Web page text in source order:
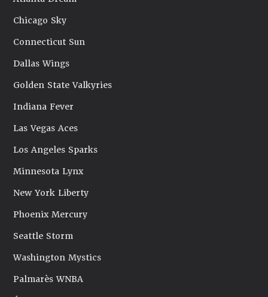
Chicago Sky
Connecticut Sun
Dallas Wings
Golden State Valkyries
Indiana Fever
Las Vegas Aces
Los Angeles Sparks
Minnesota Lynx
New York Liberty
Phoenix Mercury
Seattle Storm
Washington Mystics
Palmarès WNBA